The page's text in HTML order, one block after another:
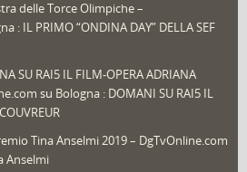
delle Torce Olimpiche –
: IL PRIMO “ONDINA DAY” DELLA SEF
SU RAI5 IL FILM-OPERA ADRIANA
su Bologna : DOMANI SU RAI5 IL
Tina Anselmi 2019 – DgTvOnline.com
Anselmi